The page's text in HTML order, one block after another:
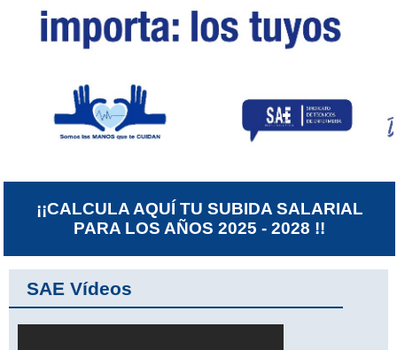
visitantes.
Configurar
¡¡CALCULA AQUÍ TU SUBIDA SALARIAL
PARA LOS AÑOS 2025 - 2028 !!
SAE Vídeos